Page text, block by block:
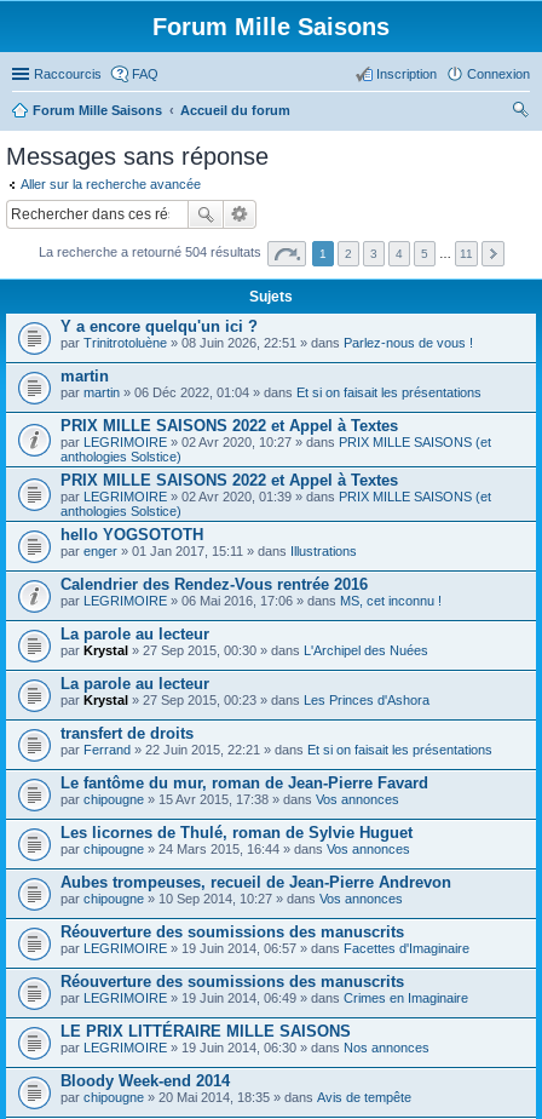
Forum Mille Saisons
Raccourcis FAQ Connexion
Inscription
Forum Mille Saisons
Accueil du forum
Messages sans réponse
Aller sur la recherche avancée
La recherche a retourné 504 résultats 1 2 3 4 5 11
Sujets
Y a encore quelqu'un ici ?
par Trinitrotoluène » 08 Juin 2026, 22:51 » dans Parlez-nous de vous !
martin
par martin » 06 Déc 2022, 01:04 » dans Et si on faisait les présentations
PRIX MILLE SAISONS 2022 et Appel à Textes
par LEGRIMOIRE » 02 Avr 2020, 10:27 » dans PRIX MILLE SAISONS (et
anthologies Solstice)
PRIX MILLE SAISONS 2022 et Appel à Textes
par LEGRIMOIRE » 02 Avr 2020, 01:39 » dans PRIX MILLE SAISONS (et
anthologies Solstice)
hello YOGSOTOTH
par enger » 01 Jan 2017, 15:11 » dans Illustrations
Calendrier des Rendez-Vous rentrée 2016
par LEGRIMOIRE » 06 Mai 2016, 17:06 » dans MS, cet inconnu !
La parole au lecteur
par Krystal » 27 Sep 2015, 00:30 » dans L'Archipel des Nuées
La parole au lecteur
par Krystal » 27 Sep 2015, 00:23 » dans Les Princes d'Ashora
transfert de droits
par Ferrand » 22 Juin 2015, 22:21 » dans Et si on faisait les présentations
Le fantôme du mur, roman de Jean-Pierre Favard
par chipougne » 15 Avr 2015, 17:38 » dans Vos annonces
Les licornes de Thulé, roman de Sylvie Huguet
par chipougne » 24 Mars 2015, 16:44 » dans Vos annonces
Aubes trompeuses, recueil de Jean-Pierre Andrevon
par chipougne » 10 Sep 2014, 10:27 » dans Vos annonces
Réouverture des soumissions des manuscrits
par LEGRIMOIRE » 19 Juin 2014, 06:57 » dans Facettes d'Imaginaire
Réouverture des soumissions des manuscrits
par LEGRIMOIRE » 19 Juin 2014, 06:49 » dans Crimes en Imaginaire
LE PRIX LITTÉRAIRE MILLE SAISONS
par LEGRIMOIRE » 19 Juin 2014, 06:30 » dans Nos annonces
Bloody Week-end 2014
par chipougne » 20 Mai 2014, 18:35 » dans Avis de tempête